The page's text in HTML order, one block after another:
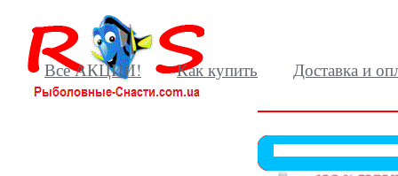
Все АКЦИИ! Как купить Доставка и